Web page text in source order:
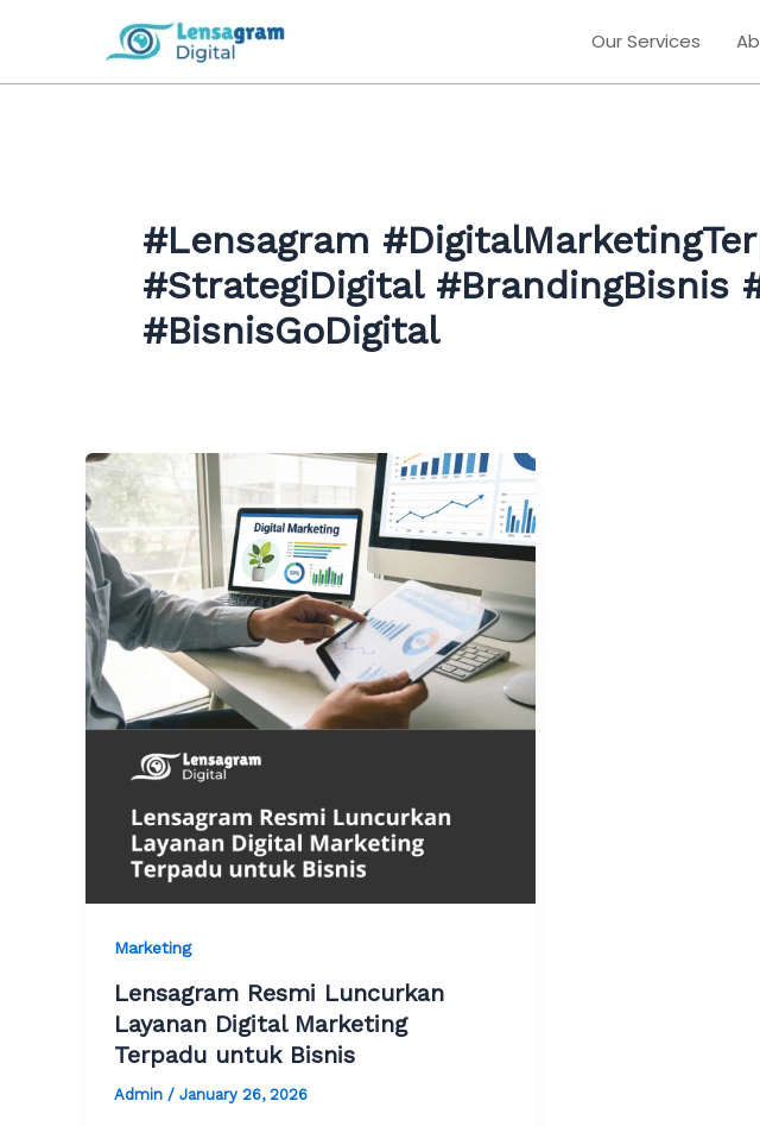
Our Services
#Lensagram
#StrategiDigital #BrandingBisnis
#BisnisGoDigital
Marketing
Lensagram Resmi Luncurkan
Layanan Digital Marketing
Terpadu untuk Bisnis
Admin / January 26, 2026